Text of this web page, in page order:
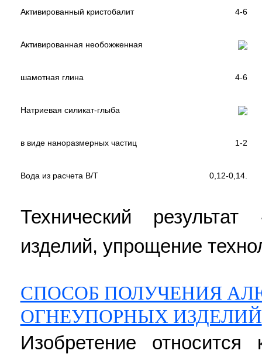
Активированный кристобалит 4-6
Активированная необожженная
шамотная глина 4-6
Натриевая силикат-глыба
в виде наноразмерных частиц 1-2
Вода из расчета В/Т 0,12-0,14.
Технический
изделий, упрощение
СПОСОБ ПОЛУЧЕНИЯ
ОГНЕУПОРНЫХ ИЗДЕЛИЙ
Изобретение